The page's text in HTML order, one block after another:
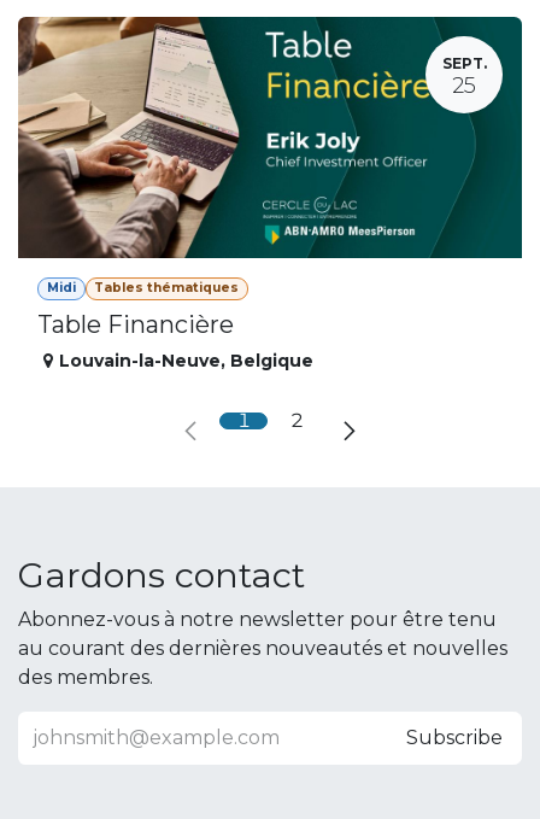
SEPT.
25
Midi Tables thématiques
Table Financière
Louvain-la-Neuve, Belgique
1 2
Gardons contact
Abonnez-vous à notre newsletter pour être tenu
au courant des dernières nouveautés et nouvelles
des membres.
Subscribe